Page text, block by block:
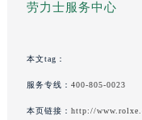
劳力士服务中心
本文tag：
服务专线： 400-805-0023
本页链接： http://